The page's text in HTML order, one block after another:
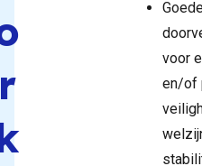
voor
en/of